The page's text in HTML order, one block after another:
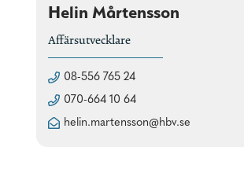
Helin Mårtensson
Affärsutvecklare
08-556 765 24
070-664 10 64
helin.martensson@hbv.se